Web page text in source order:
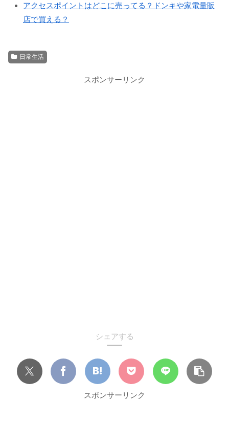
アクセスポイントはどこに売ってる？ドンキや家電量販
店で買える？
日常生活
スポンサーリンク
シェアする
スポンサーリンク